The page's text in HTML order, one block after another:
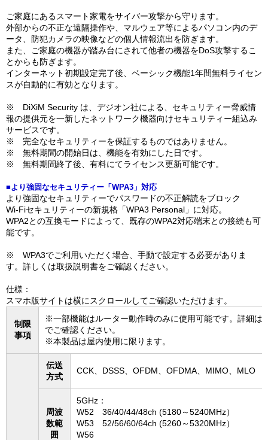
ご家庭にあるスマート家電をサイバー攻撃から守ります。
外部からの不正な遠隔操作や、マルウェア等によるパソコン内のデ
ータ、防犯カメラの映像などの個人情報流出を防ぎます。
また、ご家庭の機器が踏み台にされて他者の機器をDoS攻撃するこ
とからも防ぎます。
インターネット初期設定完了後、ベーシック機能1年間無料ライセン
スが自動的に有効となります。
※ DiXiM Security は、デジオン社による、セキュリティー脅威情
報の提供元を一新したネットワーク機器向けセキュリティー組込み
サービスです。
※ 完全なセキュリティーを保証するものではありません。
※ 無料期間の開始日は、機能を有効にした日です。
※ 無料期間終了後、有料にてライセンス更新可能です。
■より強固なセキュリティー「WPA3」対応
より強固なセキュリティーでパスワードの不正解読をブロック
Wi-Fiセキュリティーの新規格「WPA3 Personal」に対応。
WPA2との互換モードによって、既存のWPA2対応端末との接続も可
能です。
※ WPA3でご利用いただく場合、手動で設定する必要がありま
す。詳しくは取扱説明書をご確認ください。
仕様：
スマホ版サイトは横にスクロールしてご確認いただけます。
制限
事項
※一部機能はルーター動作時のみに使用可能です。詳細は
でご確認ください。
※本製品は屋内使用に限ります。
伝送
方式
CCK、DSSS、OFDM、OFDMA、MIMO、MLO
周波
数範
囲
5GHz：
W52 36/40/44/48ch (5180～5240MHz）
W53 52/56/60/64ch (5260～5320MHz）
W56